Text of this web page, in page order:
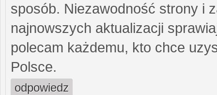
sposób. Niezawodność strony i
najnowszych aktualizacji
polecam każdemu, kto chce
Polsce.
odpowiedz